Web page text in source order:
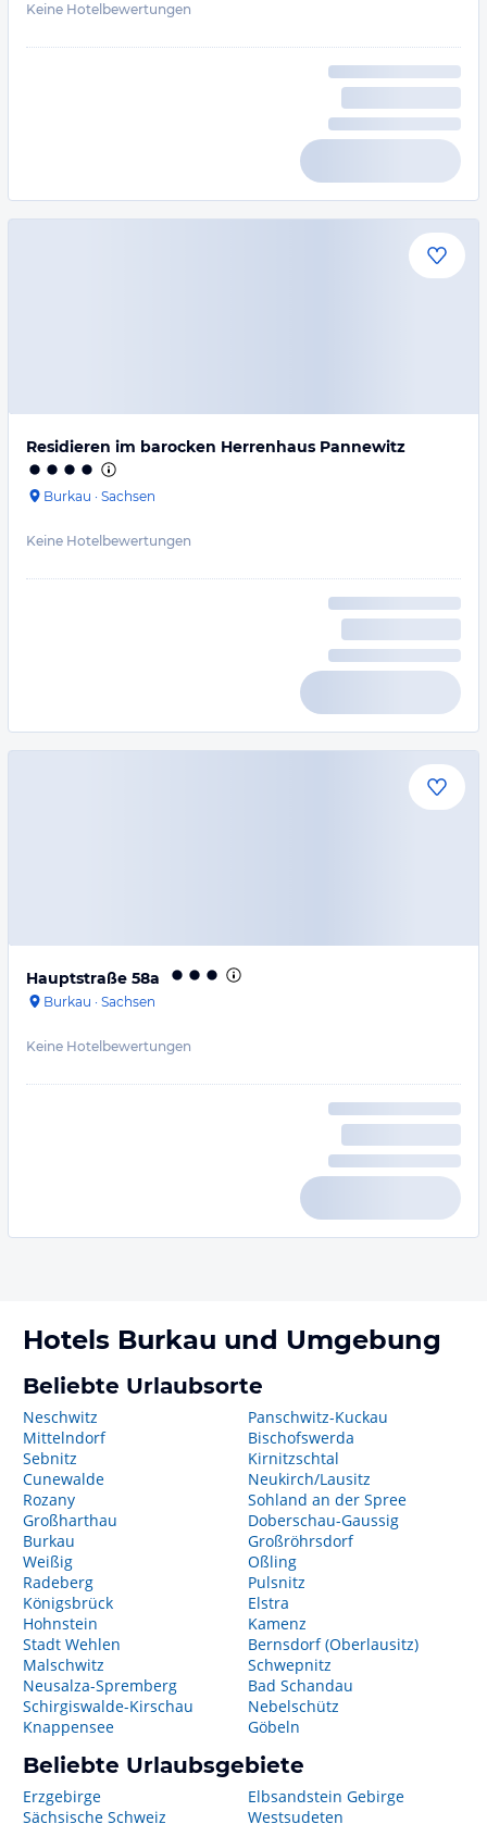
Keine Hotelbewertungen
Residieren im barocken Herrenhaus Pannewitz
Burkau · Sachsen
Keine Hotelbewertungen
Hauptstraße 58a
Burkau · Sachsen
Keine Hotelbewertungen
Hotels Burkau und Umgebung
Beliebte Urlaubsorte
Neschwitz
Mittelndorf
Sebnitz
Cunewalde
Rozany
Großharthau
Burkau
Weißig
Radeberg
Königsbrück
Hohnstein
Stadt Wehlen
Malschwitz
Neusalza-Spremberg
Schirgiswalde-Kirschau
Knappensee
Panschwitz-Kuckau
Bischofswerda
Kirnitzschtal
Neukirch/Lausitz
Sohland an der Spree
Doberschau-Gaussig
Großröhrsdorf
Oßling
Pulsnitz
Elstra
Kamenz
Bernsdorf (Oberlausitz)
Schwepnitz
Bad Schandau
Nebelschütz
Göbeln
Beliebte Urlaubsgebiete
Erzgebirge
Sächsische Schweiz
Elbsandstein Gebirge
Westsudeten